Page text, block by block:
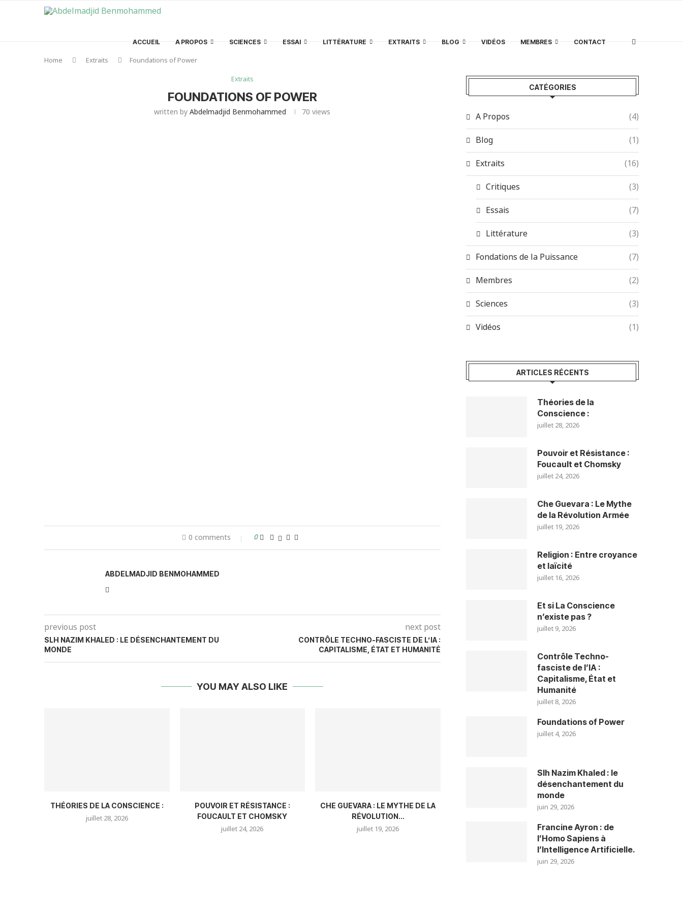
ACCUEIL A PROPOS SCIENCES ESSAI LITTÉRATURE EXTRAITS BLOG VIDÉOS MEMBRES CONTACT
Home Extraits Foundations of Power
Extraits
FOUNDATIONS OF POWER
written byAbdelmadjid Benmohammed 70 views
0 comments 0
ABDELMADJID BENMOHAMMED
previous post
SLH NAZIM KHALED : LE DÉSENCHANTEMENT DU
MONDE
next post
CONTRÔLE TECHNO-FASCISTE DE L’IA :
CAPITALISME, ÉTAT ET HUMANITÉ
YOU MAY ALSO LIKE
THÉORIES DE LA CONSCIENCE :
juillet 28, 2026
POUVOIR ET RÉSISTANCE :
FOUCAULT ET CHOMSKY
juillet 24, 2026
CHE GUEVARA : LE MYTHE DE LA
RÉVOLUTION...
juillet 19, 2026
CATÉGORIES
A Propos (4)
Blog (1)
Extraits (16)
Critiques (3)
Essais (7)
Littérature (3)
Fondations de la Puissance (7)
Membres (2)
Sciences (3)
Vidéos (1)
ARTICLES RÉCENTS
Théories de la
Conscience :
juillet 28, 2026
Pouvoir et Résistance :
Foucault et Chomsky
juillet 24, 2026
Che Guevara : Le Mythe
de la Révolution Armée
juillet 19, 2026
Religion : Entre croyance
et laïcité
juillet 16, 2026
Et si La Conscience
n’existe pas ?
juillet 9, 2026
Contrôle Techno-
fasciste de l’IA :
Capitalisme, État et
Humanité
juillet 8, 2026
Foundations of Power
juillet 4, 2026
Slh Nazim Khaled : le
désenchantement du
monde
juin 29, 2026
Francine Ayron : de
l’Homo Sapiens à
l’Intelligence Artificielle.
juin 29, 2026